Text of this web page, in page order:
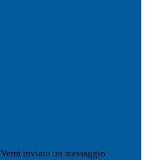
Verrà inviato un messaggio